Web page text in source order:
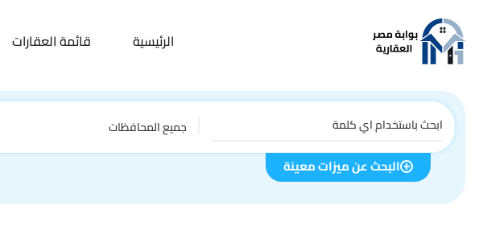
الرئيسية قائمة العقارات
جميع المحافظات
البحث عن ميزات معينة